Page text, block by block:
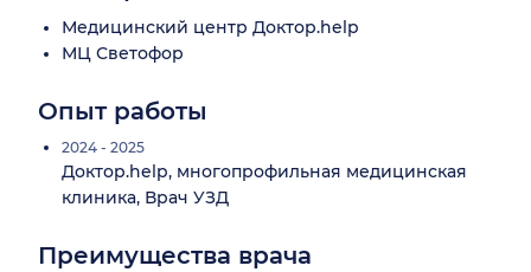
Медицинский центр Доктор.help
МЦ Светофор
Опыт работы
2024 - 2025
Доктор.help, многопрофильная медицинская
клиника, Врач УЗД
Преимущества врача